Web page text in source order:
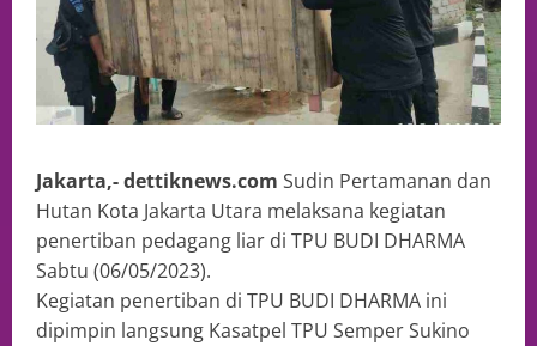
Jakarta,- dettiknews.com Sudin Pertamanan dan
Hutan Kota Jakarta Utara melaksana kegiatan
penertiban pedagang liar di TPU BUDI DHARMA
Sabtu (06/05/2023).
Kegiatan penertiban di TPU BUDI DHARMA ini
dipimpin langsung Kasatpel TPU Semper Sukino